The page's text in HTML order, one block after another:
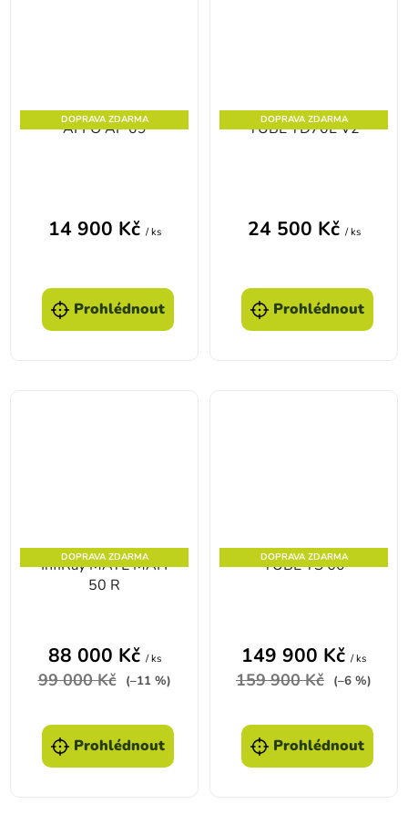
DOPRAVA ZDARMA
AFFO AP 09
14 900 Kč / ks
Prohlédnout
DOPRAVA ZDARMA
TUBE TD70L V2
24 500 Kč / ks
Prohlédnout
DOPRAVA ZDARMA
InfiRay MATE MAH
50 R
88 000 Kč / ks
99 000 Kč (–11 %)
Prohlédnout
DOPRAVA ZDARMA
TUBE TS 60
149 900 Kč / ks
159 900 Kč (–6 %)
Prohlédnout